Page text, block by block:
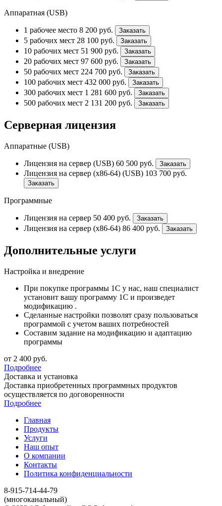
Аппаратная (USB)
1 рабочее место 8 200 руб. Заказать
5 рабочих мест 28 100 руб. Заказать
10 рабочих мест 51 900 руб. Заказать
20 рабочих мест 97 600 руб. Заказать
50 рабочих мест 224 700 руб. Заказать
100 рабочих мест 432 000 руб. Заказать
300 рабочих мест 1 281 600 руб. Заказать
500 рабочих мест 2 131 200 руб. Заказать
Серверная лицензия
Аппаратные (USB)
Лицензия на сервер (USB) 60 500 руб. Заказать
Лицензия на сервер (x86-64) (USB) 103 700 руб.
Заказать
Программные
Лицензия на сервер 50 400 руб. Заказать
Лицензия на сервер (x86-64) 86 400 руб. Заказать
Дополнительные услуги
Настройка и внедрение
При покупке программы 1С у нас, наш специалист
установит вашу программу 1С и произведет
модификацию .
Сделанные настройки позволят сразу пользоваться
программой с учетом ваших потребностей
Составим задание на модификацию и адаптацию
программы
от 2 400 руб.
Подробнее
Доставка и установка
Доставка приобретенных программных продуктов
осуществляется по договоренности
Подробнее
Главная
Продукты
Услуги
Наш опыт
О компании
Контакты
Политика конфиденциальности
8-915-714-44-79
(многоканальный)